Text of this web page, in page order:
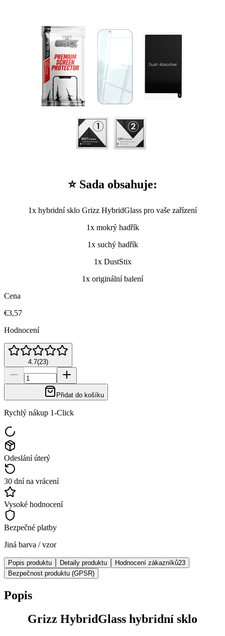
⭐ Sada obsahuje:
1x hybridní sklo Grizz HybridGlass pro vaše zařízení
1x mokrý hadřík
1x suchý hadřík
1x DustStix
1x originální balení
Cena
€3,57
Hodnocení
4.7(23)
Přidat do košíku
Rychlý nákup 1-Click
Odeslání úterý
30 dní na vrácení
Vysoké hodnocení
Bezpečné platby
Jiná barva / vzor
Popis produktu Detaily produktu Hodnocení zákazníků23
Bezpečnost produktu (GPSR)
Popis
Grizz HybridGlass hybridní sklo